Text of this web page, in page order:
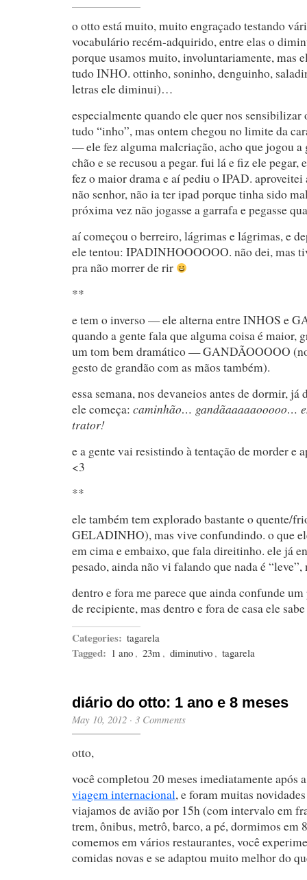
o otto está muito, muito engraçado testando
vocabulário recém-adquirido, entre elas o
porque usamos muito, involuntariamente, mas
tudo INHO. ottinho, soninho, denguinho,
letras ele diminui)…
especialmente quando ele quer nos sensibilizar
tudo “inho”, mas ontem chegou no limite da
— ele fez alguma malcriação, acho que jogou a
chão e se recusou a pegar. fui lá e fiz ele pegar,
fez o maior drama e aí pediu o IPAD. aproveitei
não senhor, não ia ter ipad porque tinha sido
próxima vez não jogasse a garrafa e pegasse
aí começou o berreiro, lágrimas e lágrimas, e
ele tentou: IPADINHOOOOOO. não dei, mas
pra não morrer de rir
**
e tem o inverso — ele alterna entre INHOS e
quando a gente fala que alguma coisa é maior,
um tom bem dramático — GANDÃOOOOO
gesto de grandão com as mãos também).
essa semana, nos devaneios antes de dormir, já
ele começa: caminhão… gandãaaaaaooooo…
trator!
e a gente vai resistindo à tentação de morder e
<3
**
ele também tem explorado bastante o quente/
GELADINHO), mas vive confundindo. o que
em cima e embaixo, que fala direitinho. ele já
pesado, ainda não vi falando que nada é “leve”,
dentro e fora me parece que ainda confunde
de recipiente, mas dentro e fora de casa ele
Categories: tagarela
Tagged: 1 ano , 23m , diminutivo , tagarela
diário do otto: 1 ano e 8 meses
May 10, 2012 · 3 Comments
otto,
você completou 20 meses imediatamente após
viagem internacional, e foram muitas
viajamos de avião por 15h (com intervalo em
trem, ônibus, metrô, barco, a pé, dormimos em
comemos em vários restaurantes, você
comidas novas e se adaptou muito melhor do